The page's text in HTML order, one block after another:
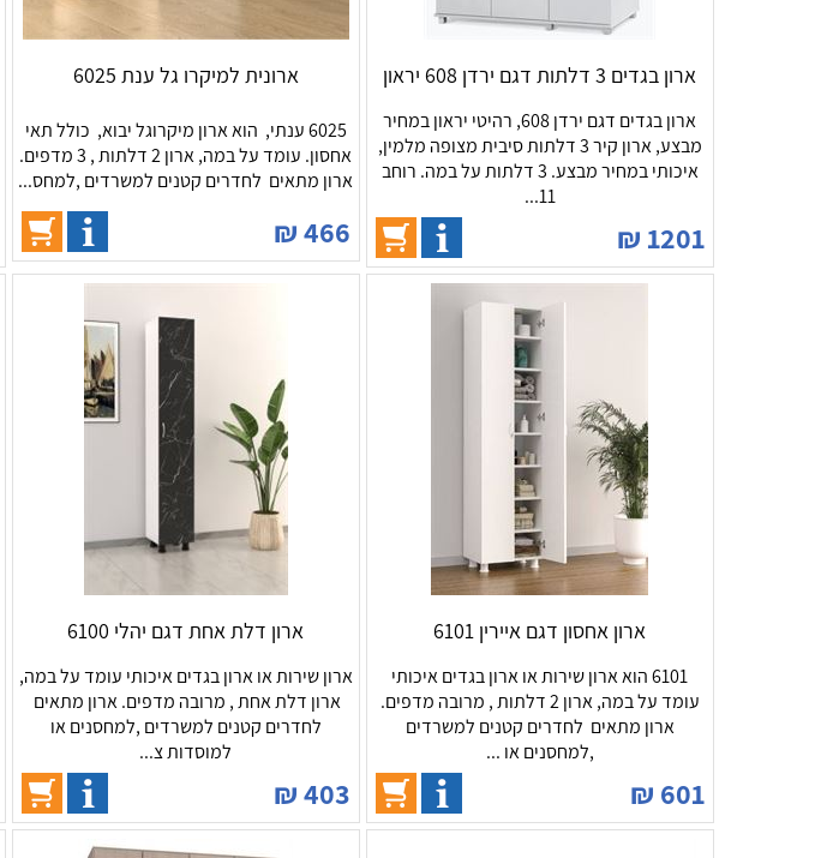
ארון בגדים 3 דלתות דגם ירדן 608 יראון
ארון בגדים דגם ירדן 608, רהיטי יראון במחיר
מבצע, ארון קיר 3 דלתות סיבית מצופה מלמין,
איכותי במחיר מבצע. 3 דלתות על במה. רוחב
11...
1201
₪
ארונית למיקרו גל ענת 6025
6025 ענתי, הוא ארון מיקרוגל יבוא, כולל תאי
אחסון. עומד על במה, ארון 2 דלתות , 3 מדפים.
ארון מתאים לחדרים קטנים למשרדים ,למחס...
466
₪
ארון אחסון דגם איירין 6101
6101 הוא ארון שירות או ארון בגדים איכותי
עומד על במה, ארון 2 דלתות , מרובה מדפים.
ארון מתאים לחדרים קטנים למשרדים
,למחסנים או ...
601
₪
ארון דלת אחת דגם יהלי 6100
ארון שירות או ארון בגדים איכותי עומד על במה,
ארון דלת אחת , מרובה מדפים. ארון מתאים
לחדרים קטנים למשרדים ,למחסנים או
למוסדות צ...
403
₪